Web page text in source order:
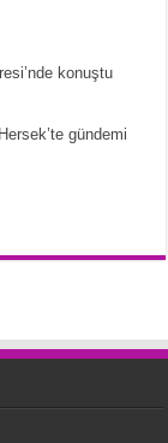
konuştu
gündemi